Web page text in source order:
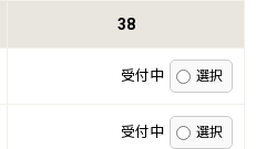
38
受付中
受付中